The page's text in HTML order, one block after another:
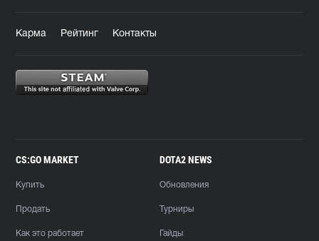
Карма Рейтинг Контакты
CS:GO MARKET
Купить
Продать
Как это работает
DOTA2 NEWS
Обновления
Турниры
Гайды